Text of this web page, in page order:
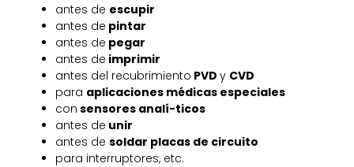
antes de escupir
antes de pintar
antes de pegar
antes de imprimir
antes del recubrimiento PVD y CVD
para aplicaciones médicas especiales
con sensores analí-ticos
antes de unir
antes de soldar placas de circuito
para interruptores, etc.